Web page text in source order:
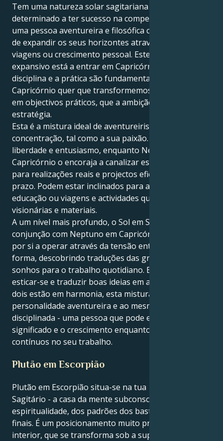
Tem uma natureza solar sagitariana e está
determinado a ter sucesso na competição. Sagitário é
uma pessoa aventureira e filosófica com um desejo
de expandir os seus horizontes através da educação,
viagens ou crescimento pessoal. Este aspeto
expansivo está a entrar em Capricórnio, onde a
disciplina e a prática são fundamentais. Neptuno em
Capricórnio quer que transformemos a nossa visão
em objectivos práticos, que a ambição se torne
estratégia.
Esta é a mistura ideal de aventureirismo e
concentração, tal como a sua paixão. Sagitário deseja
liberdade e entusiasmo, enquanto Neptuno em
Capricórnio o encoraja a canalizar esse entusiasmo
para realizações reais e projectos eficazes a longo
prazo. Podem estar inclinados para a liderança,
educação ou viagens e actividades que sejam
visionárias e materiais.
A um nível mais profundo, o Sol em Sagitário em
conjunção com Neptuno em Capricórnio pode dar
por si a operar através da tensão entre ideais e
forma, descobrindo traduções das grandes ideias e
sonhos para o trabalho quotidiano. Eles conseguem
esticar-se e traduzir boas ideias em ação. Quando os
dois estão em harmonia, esta mistura cria uma
personalidade aventureira e ao mesmo tempo
disciplinada - uma pessoa que pode explorar o
significado e o crescimento enquanto faz progressos
contínuos no seu trabalho.
Plutão em Escorpião
Plutão em Escorpião situa-se na tua 12ª casa,
Sagitário - a casa da mente subconsciente, da
espiritualidade, dos padrões dos bastidores e dos
finais. É um posicionamento muito profundo e
interior, que se transforma sob a superfície de